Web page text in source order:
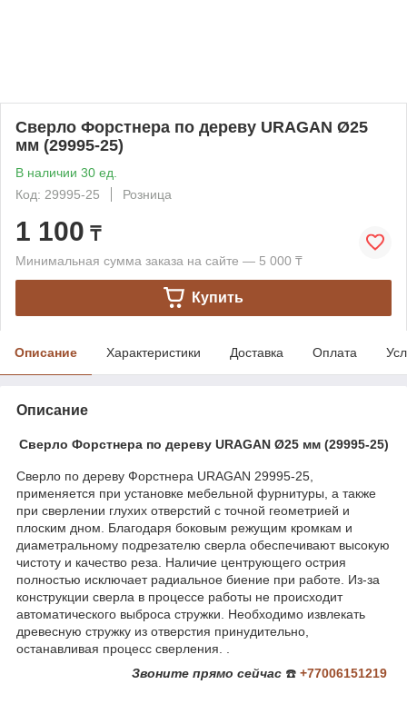
Сверло Форстнера по дереву URAGAN Ø25
мм (29995-25)
В наличии 30 ед.
Код: 29995-25
Розница
1 100 ₸
Минимальная сумма заказа на сайте — 5 000 ₸
Купить
Описание Характеристики Доставка Оплата
Описание
Сверло Форстнера по дереву URAGAN Ø25 мм (29995-25)
Сверло по дереву Форстнера URAGAN 29995-25,
применяется при установке мебельной фурнитуры, а также
при сверлении глухих отверстий с точной геометрией и
плоским дном. Благодаря боковым режущим кромкам и
диаметральному подрезателю сверла обеспечивают высокую
чистоту и качество реза. Наличие центрующего острия
полностью исключает радиальное биение при работе. Из-за
конструкции сверла в процессе работы не происходит
автоматического выброса стружки. Необходимо извлекать
древесную стружку из отверстия принудительно,
останавливая процесс сверления. .
Звоните прямо сейчас ☎️ +77006151219